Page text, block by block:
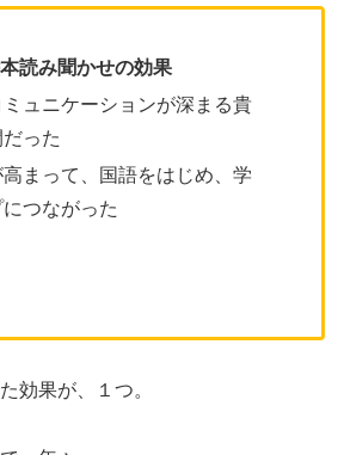
読み聞かせの効果
ュニケーションが深まる貴
った
まって、国語をはじめ、学
つながった
効果が、１つ。